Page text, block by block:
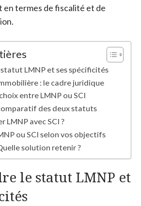
en termes de fiscalité et de
LMNP et ses spécificités
: le cadre juridique
entre LMNP ou SCI
des deux statuts
LMNP avec SCI ?
ou SCI selon vos objectifs
solution retenir ?
le statut LMNP et